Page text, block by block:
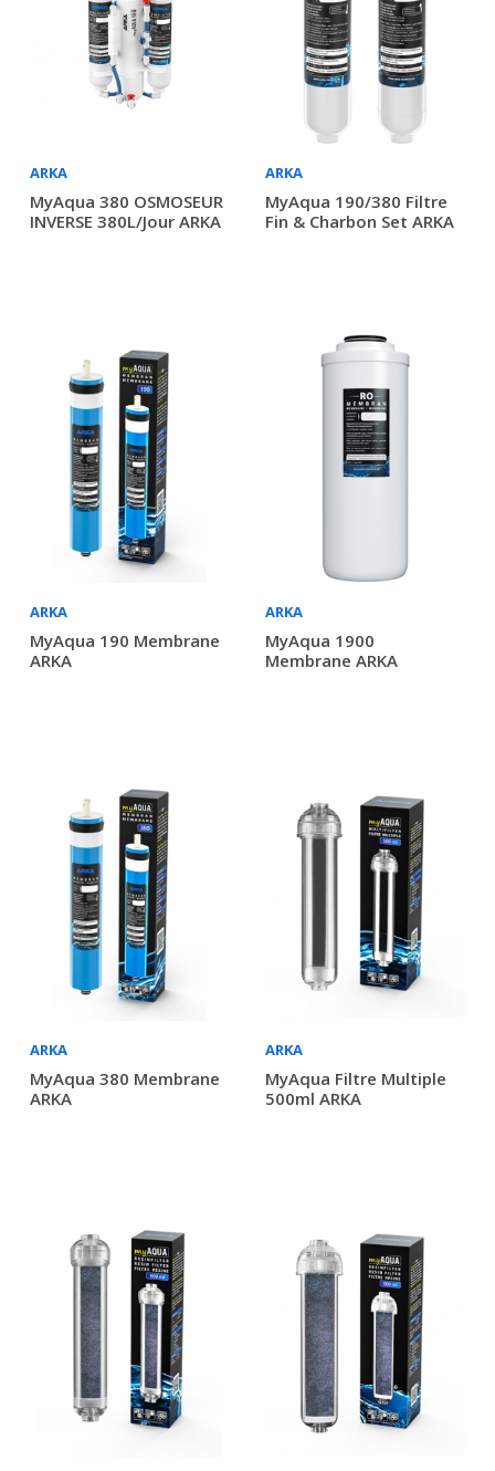
ARKA
MyAqua 380 OSMOSEUR
INVERSE 380L/jour ARKA
ARKA
MyAqua 190/380 Filtre
Fin & Charbon Set ARKA
ARKA
MyAqua 190 Membrane
ARKA
ARKA
MyAqua 1900
Membrane ARKA
ARKA
MyAqua 380 Membrane
ARKA
ARKA
MyAqua Filtre Multiple
500ml ARKA